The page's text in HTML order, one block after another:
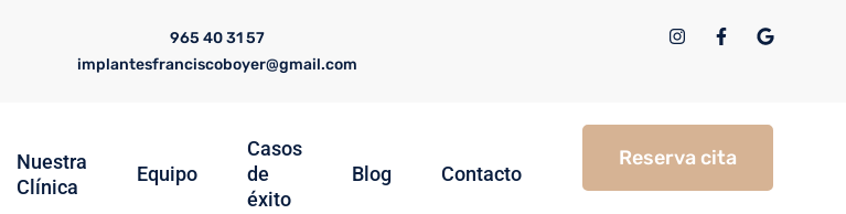
965 40 31 57
implantesfranciscoboyer@gmail.com
Nuestra
Clínica
Equipo
Casos
de
éxito
Blog Contacto
Reserva cita